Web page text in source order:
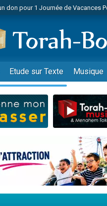
don pour 1 Journée de Vacances
sur WhatsApp
groupe sur Zoom
un don pour Diane, 80 ans, dans un
sur WhatsApp
sur WhatsApp
don pour 5 jours de vacances aux
sur WhatsApp
une bénédiction
Box Music
Etude sur Texte Musique